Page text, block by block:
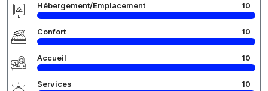
Hébergement/Emplacement 10
Confort 10
Accueil 10
Services 10